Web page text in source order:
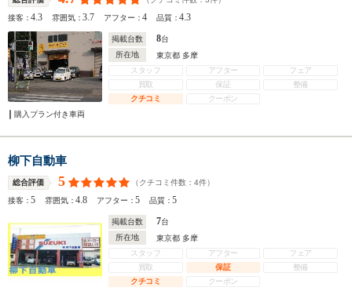
接客：4.3 雰囲気：3.7 アフター：4 品質：4.3
掲載台数 8台
所在地
東京都 多摩
スタッフ
アフター
フェア
買取
保証
整備
クチコミ
クーポン
購入プラン付き車両
柳下自動車
総合評価 5 （クチコミ件数： 4件）
接客：5 雰囲気：4.8 アフター：5 品質：5
掲載台数 7台
所在地
東京都 多摩
スタッフ
アフター
フェア
買取
保証
整備
クチコミ
クーポン